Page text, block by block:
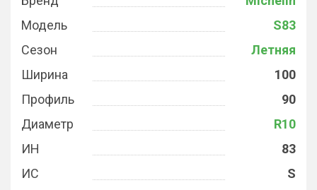
Модель
S83
Сезон
Летняя
Ширина
100
Профиль
90
Диаметр
R10
ИН
83
ИС
S